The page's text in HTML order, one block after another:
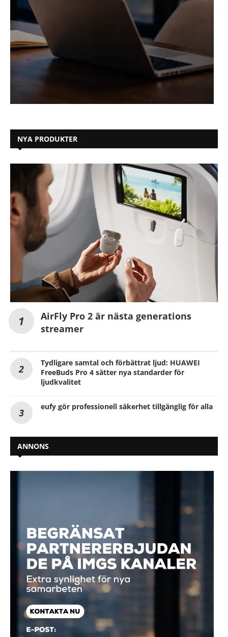
NYA PRODUKTER
AirFly Pro 2 är nästa generations
streamer
Tydligare samtal och förbättrat ljud: HUAWEI
FreeBuds Pro 4 sätter nya standarder för
ljudkvalitet
eufy gör professionell säkerhet tillgänglig för alla
ANNONS